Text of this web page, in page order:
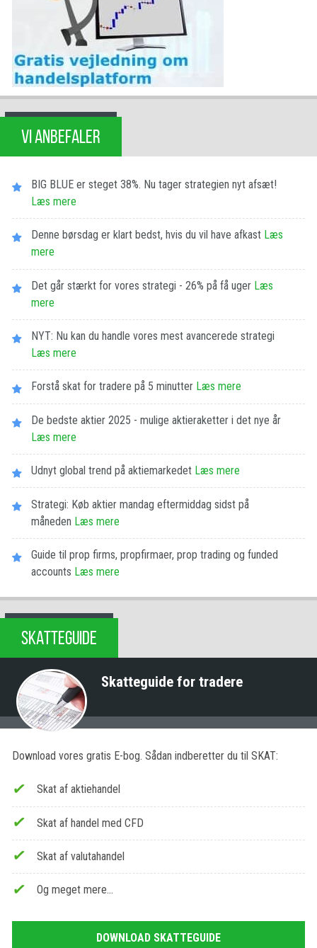
VI ANBEFALER
BIG BLUE er steget 38%. Nu tager strategien nyt afsæt!
Læs mere
Denne børsdag er klart bedst, hvis du vil have afkast Læs
mere
Det går stærkt for vores strategi - 26% på få uger Læs
mere
NYT: Nu kan du handle vores mest avancerede strategi
Læs mere
Forstå skat for tradere på 5 minutter Læs mere
De bedste aktier 2025 - mulige aktieraketter i det nye år
Læs mere
Udnyt global trend på aktiemarkedet Læs mere
Strategi: Køb aktier mandag eftermiddag sidst på
måneden Læs mere
Guide til prop firms, propfirmaer, prop trading og funded
accounts Læs mere
SKATTEGUIDE
Skatteguide for tradere
Download vores gratis E-bog. Sådan indberetter du til SKAT:
Skat af aktiehandel
Skat af handel med CFD
Skat af valutahandel
Og meget mere…
DOWNLOAD SKATTEGUIDE